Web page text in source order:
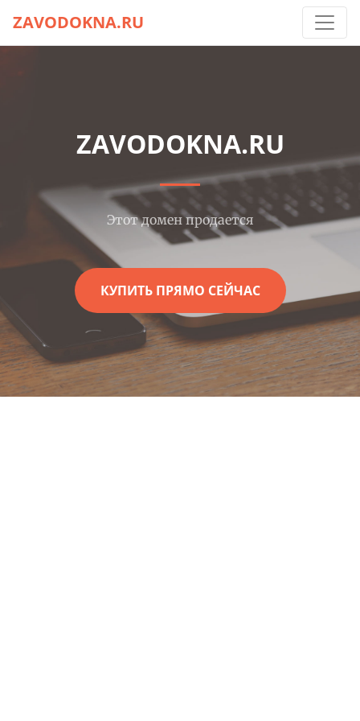
ZAVODOKNA.RU
ZAVODOKNA.RU
Этот домен продается
КУПИТЬ ПРЯМО СЕЙЧАС